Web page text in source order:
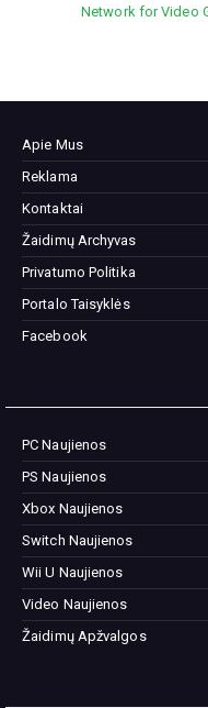
Network for Video
Apie Mus
Reklama
Kontaktai
Žaidimų Archyvas
Privatumo Politika
Portalo Taisyklės
Facebook
PC Naujienos
PS Naujienos
Xbox Naujienos
Switch Naujienos
Wii U Naujienos
Video Naujienos
Žaidimų Apžvalgos